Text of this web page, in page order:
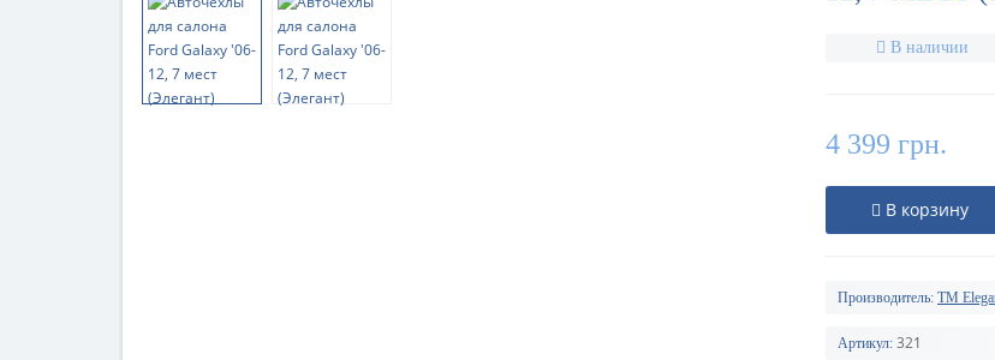
В наличии
4 399 грн.
В корзину
Производитель: TM
Артикул: 321